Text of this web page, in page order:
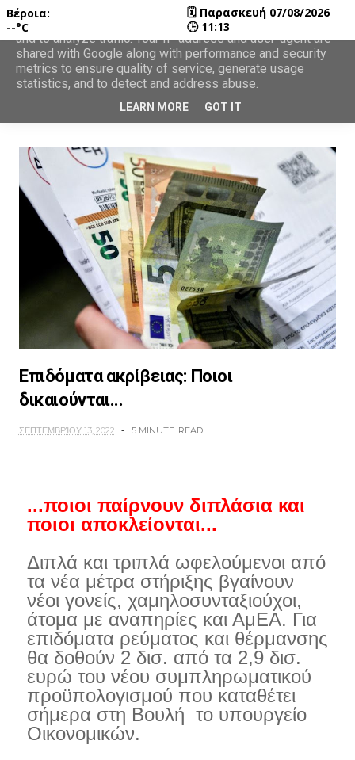
Επιδόματα ακρίβειας: Ποιοι
δικαιούνται...
ΣΕΠΤΕΜΒΡΊΟΥ 13, 2022 5 MINUTE READ
...ποιοι παίρνουν διπλάσια και
ποιοι αποκλείονται...
Διπλά και τριπλά ωφελούμενοι από
τα νέα μέτρα στήριξης βγαίνουν
νέοι γονείς, χαμηλοσυνταξιούχοι,
άτομα με αναπηρίες και ΑμΕΑ. Για
επιδόματα ρεύματος και θέρμανσης
θα δοθούν 2 δισ. από τα 2,9 δισ.
ευρώ του νέου συμπληρωματικού
προϋπολογισμού που καταθέτει
σήμερα στη Βουλή το υπουργείο
Οικονομικών.
Βέροια:
--°C
🗓 Παρασκευή 07/08/2026
🕒 11:13
This site uses cookies from Google to deliver its services
and to analyze traffic. Your IP address and user-agent are
shared with Google along with performance and security
metrics to ensure quality of service, generate usage
statistics, and to detect and address abuse.
LEARN MORE GOT IT